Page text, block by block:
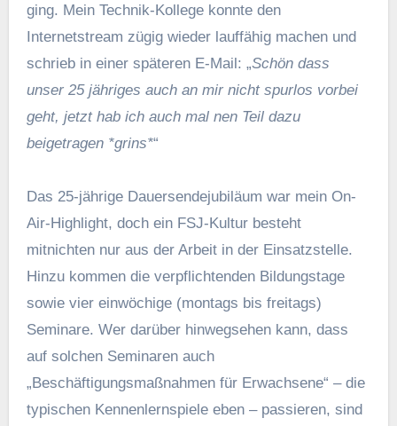
ging. Mein Technik-Kollege konnte den
Internetstream zügig wieder lauffähig machen und
schrieb in einer späteren E-Mail: „Schön dass
unser 25 jähriges auch an mir nicht spurlos vorbei
geht, jetzt hab ich auch mal nen Teil dazu
beigetragen *grins*“
Das 25-jährige Dauersendejubiläum war mein On-
Air-Highlight, doch ein FSJ-Kultur besteht
mitnichten nur aus der Arbeit in der Einsatzstelle.
Hinzu kommen die verpflichtenden Bildungstage
sowie vier einwöchige (montags bis freitags)
Seminare. Wer darüber hinwegsehen kann, dass
auf solchen Seminaren auch
„Beschäftigungsmaßnahmen für Erwachsene“ – die
typischen Kennenlernspiele eben – passieren, sind